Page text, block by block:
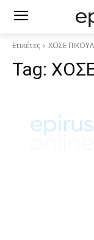
Ετικέτες ΧΟΣΕ
Tag: